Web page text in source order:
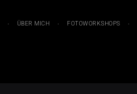
ÜBER MICH FOTOWORKSHOPS